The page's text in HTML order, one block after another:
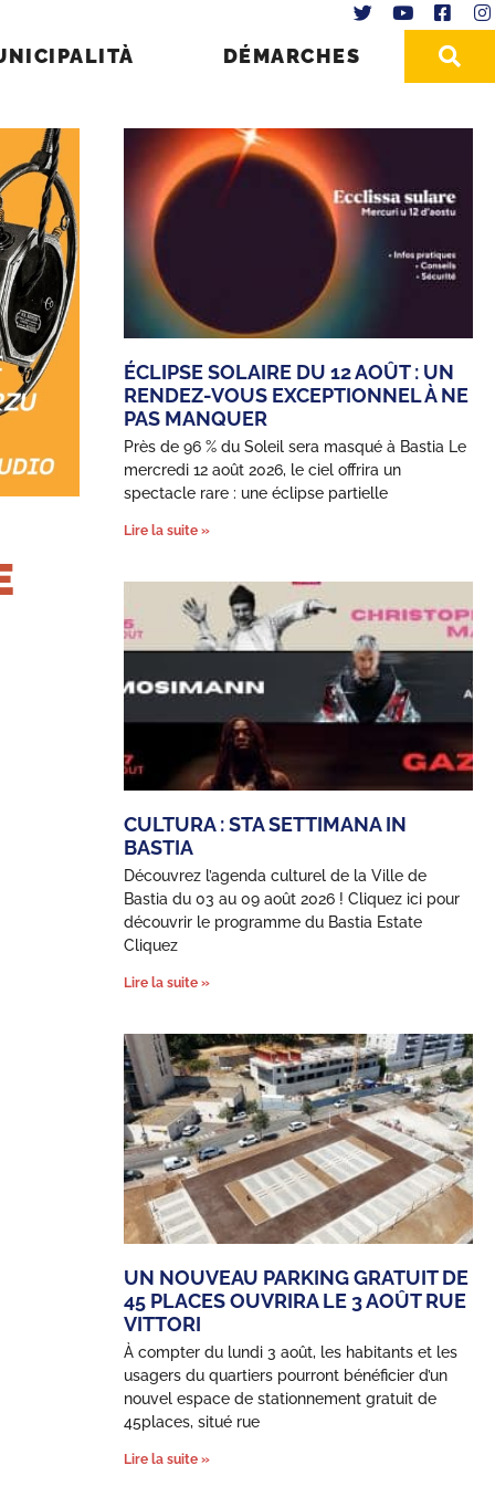
DÉMARCHES
ÉCLIPSE SOLAIRE DU 12 AOÛT : UN
RENDEZ-VOUS EXCEPTIONNEL À NE
PAS MANQUER
Près de 96 % du Soleil sera masqué à Bastia Le
mercredi 12 août 2026, le ciel offrira un
spectacle rare : une éclipse partielle
Lire la suite »
CULTURA : STA SETTIMANA IN
BASTIA
Découvrez l’agenda culturel de la Ville de
Bastia du 03 au 09 août 2026 ! Cliquez ici pour
découvrir le programme du Bastia Estate
Cliquez
Lire la suite »
UN NOUVEAU PARKING GRATUIT DE
45 PLACES OUVRIRA LE 3 AOÛT RUE
VITTORI
À compter du lundi 3 août, les habitants et les
usagers du quartiers pourront bénéficier d’un
nouvel espace de stationnement gratuit de
45places, situé rue
Lire la suite »